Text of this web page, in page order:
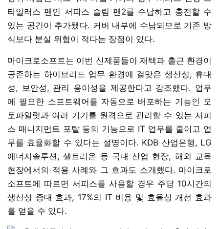
타일러스 펜인 서피스 슬림 펜2를 수납하고 충전할 수
있는 공간이 추가됐다. 커버 내부에 수납되므로 기존 방
식보다 분실 위험이 적다는 장점이 있다.
마이크로소프트는 이번 신제품들이 재택과 출근 환경이
공존하는 하이브리드 업무 환경에 걸맞은 생산성, 휴대
성, 보안성, 관리 용이성을 제공한다고 강조했다. 업무
에 필요한 소프트웨어를 자동으로 배포하는 기능인 오
토파일럿과 여러 기기를 원격으로 관리할 수 있는 서피
스 매니지먼트 포탈 등의 기능으로 IT 업무를 줄이고 업
무를 효율화할 수 있다는 설명이다. KDB 산업은행, LG
에너지솔루션, 셀트리온 등 국내 산업 현장, 해외 교육
현장에서의 적용 사례와 그 효과도 소개했다. 마이크로
소프트에 따르면 서피스를 사용할 경우 주당 10시간의
생산성 증대 효과, 17%의 IT 비용 및 효율성 개선 효과
를 얻을 수 있다.